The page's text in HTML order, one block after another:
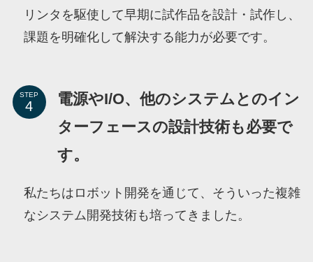
リンタを駆使して早期に試作品を設計・試作し、
課題を明確化して解決する能力が必要です。
STEP
電源やI/O、他のシステムとのイン
ターフェースの設計技術も必要で
す。
私たちはロボット開発を通じて、そういった複雑
なシステム開発技術も培ってきました。